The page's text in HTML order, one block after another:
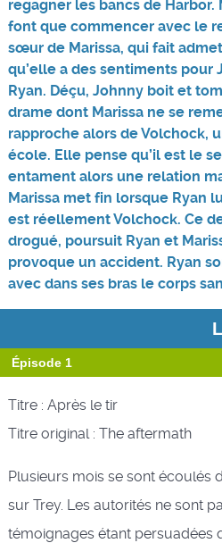
regagner les bancs de
font que commencer avec le
sœur de Marissa, qui fait
qu’elle a des sentiments pour
Ryan. Déçu, Johnny boit et
drame dont Marissa ne se
rapproche alors de Volchock,
école. Elle pense qu’il est le
entament alors une relation
Marissa met fin lorsque Ryan
est réellement Volchock. Ce
drogué, poursuit Ryan et
provoque un accident. Ryan
avec dans ses bras le corps
Épisode 1
Titre : Après le tir
Titre original : The aftermath
Plusieurs mois se sont écoulés
sur Trey. Les autorités ne sont
témoignages étant persuadées